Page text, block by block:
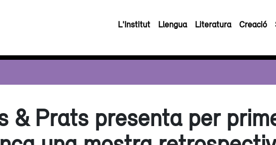
L'Institut Llengua Literatura Creació
& Prats presenta per